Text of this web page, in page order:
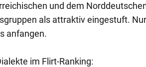
und dem
als attraktiv eingestuft.
anfangen.
im Flirt-Ranking: